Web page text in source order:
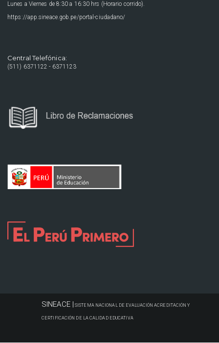
Lunes a Viernes de 8:30 a 16:30 hrs (Horario corrido).
https://app.sineace.gob.pe/portal-ciudadano/
Central Telefónica:
(511) 6371122 - 6371123
SINEACE | SISTEMA NACIONAL DE EVALUACIÓN ACREDITACIÓN Y
CERTIFICACIÓN DE LA CALIDAD EDUCATIVA